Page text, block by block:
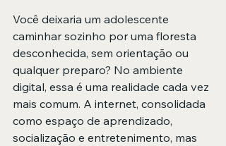
Você deixaria um adolescente
caminhar sozinho por uma floresta
desconhecida, sem orientação ou
qualquer preparo? No ambiente
digital, essa é uma realidade cada vez
mais comum. A internet, consolidada
como espaço de aprendizado,
socialização e entretenimento, mas